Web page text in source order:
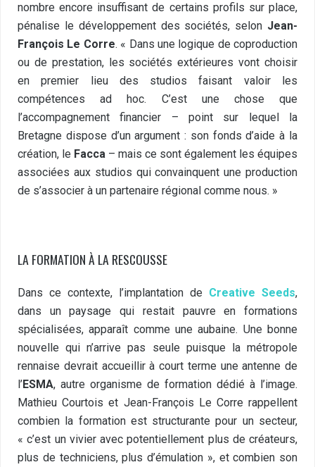
nombre encore insuffisant de certains profils sur place,
pénalise le développement des sociétés, selon Jean-
François Le Corre. « Dans une logique de coproduction
ou de prestation, les sociétés extérieures vont choisir
en premier lieu des studios faisant valoir les
compétences ad hoc. C’est une chose que
l’accompagnement financier – point sur lequel la
Bretagne dispose d’un argument : son fonds d’aide à la
création, le Facca – mais ce sont également les équipes
associées aux studios qui convainquent une production
de s’associer à un partenaire régional comme nous. »
LA FORMATION À LA RESCOUSSE
Dans ce contexte, l’implantation de Creative Seeds,
dans un paysage qui restait pauvre en formations
spécialisées, apparaît comme une aubaine. Une bonne
nouvelle qui n’arrive pas seule puisque la métropole
rennaise devrait accueillir à court terme une antenne de
l’ESMA, autre organisme de formation dédié à l’image.
Mathieu Courtois et Jean-François Le Corre rappellent
combien la formation est structurante pour un secteur,
« c’est un vivier avec potentiellement plus de créateurs,
plus de techniciens, plus d’émulation », et combien son